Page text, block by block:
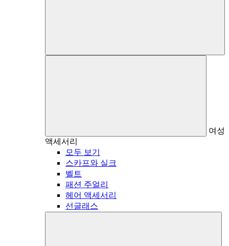
여성
액세서리
모두 보기
스카프와 실크
벨트
패션 주얼리
헤어 액세서리
선글래스